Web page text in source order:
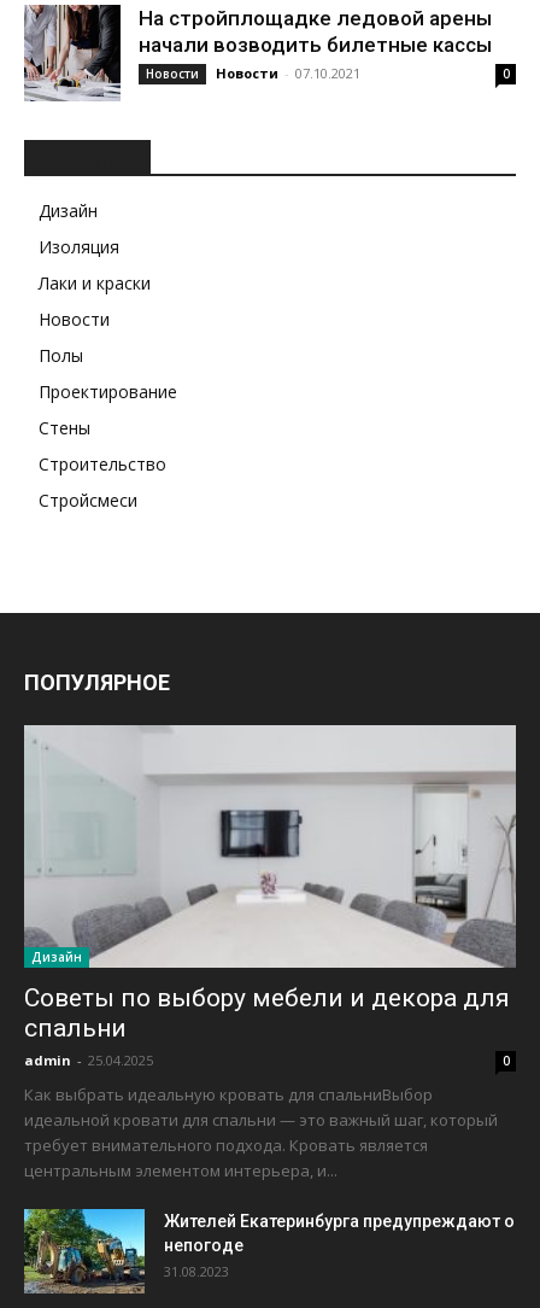
На стройплощадке ледовой арены
начали возводить билетные кассы
Новости Новости - 07.10.2021 0
Дизайн
Изоляция
Лаки и краски
Новости
Полы
Проектирование
Стены
Строительство
Стройсмеси
ПОПУЛЯРНОЕ
Дизайн
Советы по выбору мебели и декора для
спальни
admin - 25.04.2025 0
Как выбрать идеальную кровать для спальниВыбор
идеальной кровати для спальни — это важный шаг, который
требует внимательного подхода. Кровать является
центральным элементом интерьера, и...
Жителей Екатеринбурга предупреждают о
непогоде
31.08.2023